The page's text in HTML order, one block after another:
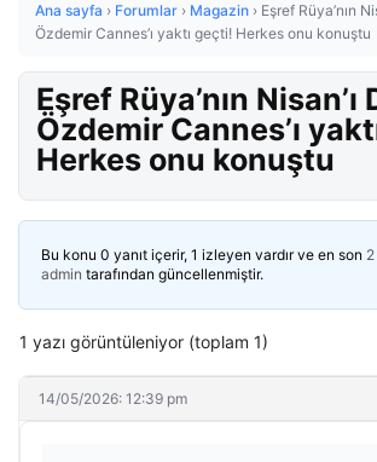
Ana sayfa › Forumlar › Magazin › Eşref Rüya’nın
Özdemir Cannes’ı yaktı geçti! Herkes onu konuştu
Eşref Rüya’nın Nisan’ı
Özdemir Cannes’ı
Herkes onu konuştu
Bu konu 0 yanıt içerir, 1 izleyen vardır ve en son
admin tarafından güncellenmiştir.
1 yazı görüntüleniyor (toplam 1)
14/05/2026: 12:39 pm